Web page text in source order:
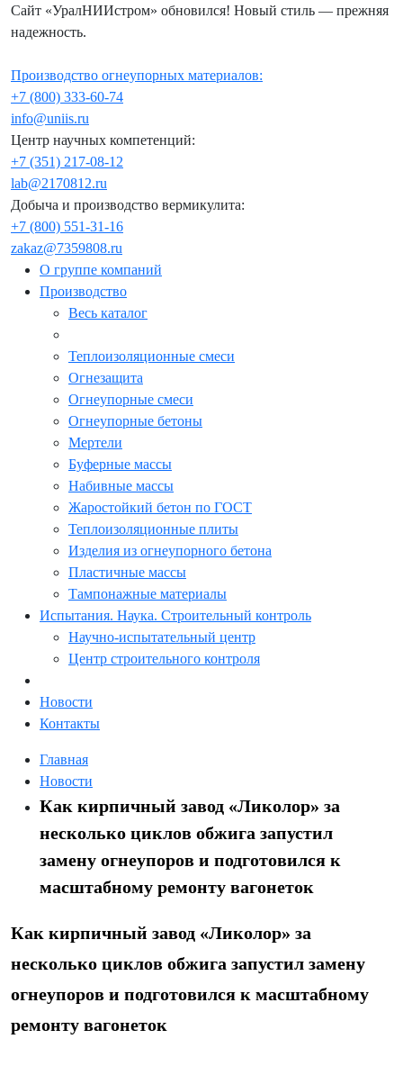
Сайт «УралНИИстром» обновился! Новый стиль — прежняя
надежность.
Производство огнеупорных материалов:
+7 (800) 333-60-74
info@uniis.ru
Центр научных компетенций:
+7 (351) 217-08-12
lab@2170812.ru
Добыча и производство вермикулита:
+7 (800) 551-31-16
zakaz@7359808.ru
О группе компаний
Производство
Весь каталог
Теплоизоляционные смеси
Огнезащита
Огнеупорные смеси
Огнеупорные бетоны
Мертели
Буферные массы
Набивные массы
Жаростойкий бетон по ГОСТ
Теплоизоляционные плиты
Изделия из огнеупорного бетона
Пластичные массы
Тампонажные материалы
Испытания. Наука. Строительный контроль
Научно-испытательный центр
Центр строительного контроля
Новости
Контакты
Главная
Новости
Как кирпичный завод «Ликолор» за
несколько циклов обжига запустил
замену огнеупоров и подготовился к
масштабному ремонту вагонеток
Как кирпичный завод «Ликолор» за
несколько циклов обжига запустил замену
огнеупоров и подготовился к масштабному
ремонту вагонеток